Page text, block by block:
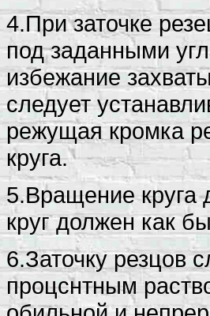
4.При заточке
под заданными
избежание
следует
режущая кромка
круга.
5.Вращение круга
круг дол­жен как
6.Заточку резцов
процснтным